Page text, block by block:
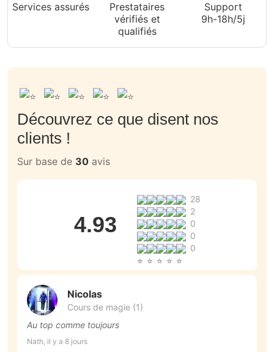
Services assurés
Prestataires
vérifiés et
qualifiés
Support
9h-18h/5j
Découvrez ce que disent nos
clients !
Sur base de 30 avis
4.93
28
2
0
0
0
Nicolas
Cours de magie (1)
Au top comme toujours
Nath, il y a 8 jours